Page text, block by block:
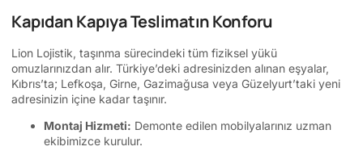
Kapıdan Kapıya Teslimatın Konforu
Lion Lojistik, taşınma sürecindeki tüm fiziksel yükü
omuzlarınızdan alır. Türkiye’deki adresinizden alınan eşyalar,
Kıbrıs’ta; Lefkoşa, Girne, Gazimağusa veya Güzelyurt’taki yeni
adresinizin içine kadar taşınır.
Montaj Hizmeti: Demonte edilen mobilyalarınız uzman
ekibimizce kurulur.